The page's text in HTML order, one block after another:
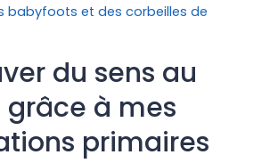
babyfoots et des corbeilles de
du sens au
à mes
primaires